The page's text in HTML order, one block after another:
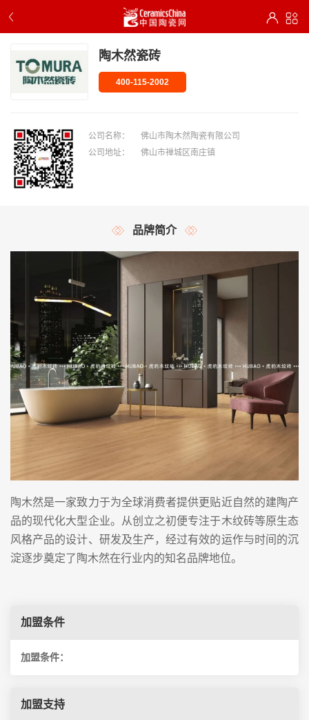
陶木然瓷砖
400-115-2002
公司名称：
佛山市陶木然陶瓷有限公司
公司地址：
佛山市禅城区南庄镇
品牌简介
陶木然是一家致力于为全球消费者提供更贴近自然的建陶产
品的现代化大型企业。从创立之初便专注于木纹砖等原生态
风格产品的设计、研发及生产，经过有效的运作与时间的沉
淀逐步奠定了陶木然在行业内的知名品牌地位。
加盟条件
加盟条件：
加盟支持